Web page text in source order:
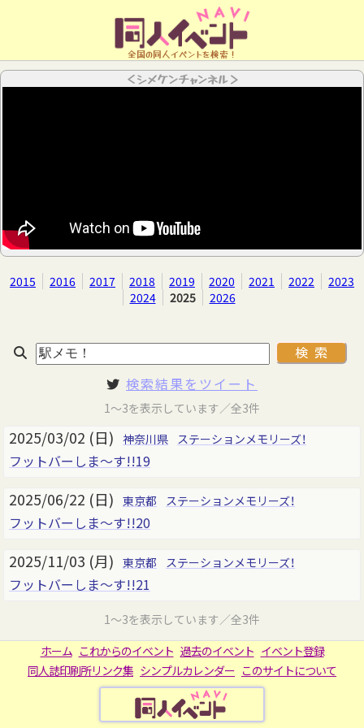
全国の同人イベントを検索！
＜シメケンチャンネル＞
2015 2016 2017 2018 2019 2020 2021 2022
2023
2024
2025 2026
検索結果をツイート
1～3を表示しています／全3件
2025/03/02 (日) 神奈川県 ステーションメモリーズ！
フットバーしま～す!!19
2025/06/22 (日) 東京都 ステーションメモリーズ！
フットバーしま～す!!20
2025/11/03 (月) 東京都 ステーションメモリーズ！
フットバーしま～す!!21
1～3を表示しています／全3件
ホーム これからのイベント 過去のイベント イベント登録
同人誌印刷所リンク集 シンプルカレンダー このサイトについて